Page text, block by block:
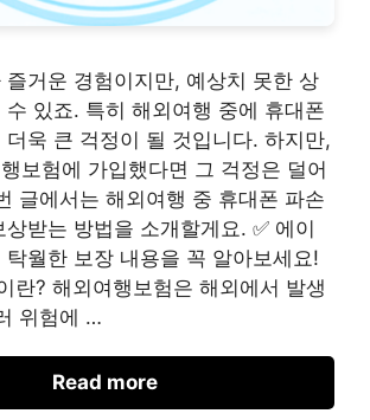
즐거운 경험이지만, 예상치 못한 상
수 있죠. 특히 해외여행 중에 휴대폰
더욱 큰 걱정이 될 것입니다. 하지만,
보험에 가입했다면 그 걱정은 덜어
글에서는 해외여행 중 휴대폰 파손
받는 방법을 소개할게요. ✅ 에이
탁월한 보장 내용을 꼭 알아보세요!
란? 해외여행보험은 해외에서 발생
위험에 …
Read more